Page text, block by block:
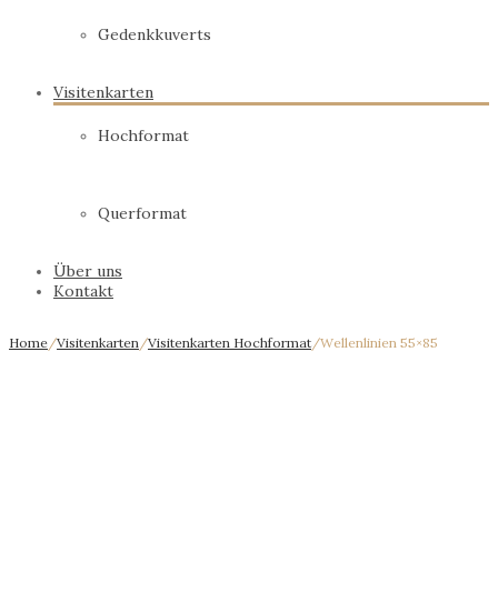
Gedenkkuverts
Visitenkarten
Hochformat
Querformat
Über uns
Kontakt
Home/Visitenkarten/Visitenkarten Hochformat/Wellenlinien 55×85